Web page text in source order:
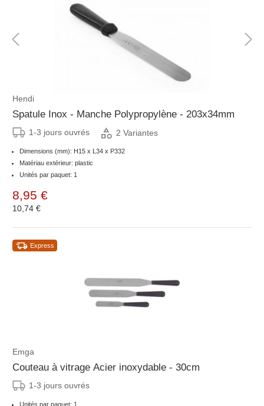
Hendi
Spatule Inox - Manche Polypropylène - 203x34mm
1-3 jours ouvrés 2 Variantes
Dimensions (mm): H15 x L34 x P332
Matériau extérieur: plastic
Unités par paquet: 1
8,95 €
10,74 €
Express
Emga
Couteau à vitrage Acier inoxydable - 30cm
1-3 jours ouvrés
Unités par paquet: 1